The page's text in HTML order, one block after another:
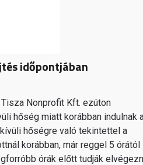
időpontjában
Nonprofit Kft. ezúton
hőség miatt korábban indulnak
hőségre való tekintettel a
korábban, már reggel 5 órától
órák előtt tudják